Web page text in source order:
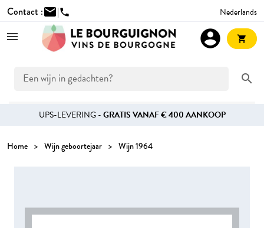
Contact :mail|phone Nederlands
search
account_circle shopping_cart
UPS-LEVERING -GRATIS VANAF € 400 AANKOOP
Home Wijn geboortejaar Wijn 1964